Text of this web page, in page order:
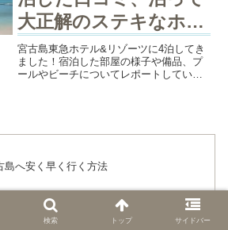
大正解のステキなホテ
ルです♪
宮古島東急ホテル&リゾーツに4泊してき
ました！宿泊した部屋の様子や備品、プ
ールやビーチについてレポートしていま
島へ安く早く行く方法
ェックイン、荷物自動
検索 トップ サイドバー